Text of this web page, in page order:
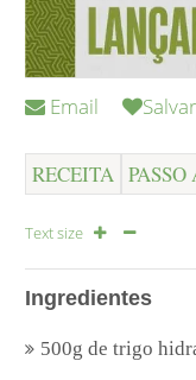
Email Salvar
RECEITA PASSO
Text size
Ingredientes
500g de trigo